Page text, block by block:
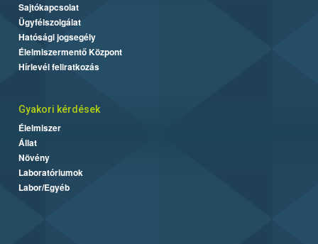
Sajtókapcsolat
Ügyfélszolgálat
Hatósági jogsegély
Élelmiszermentő Központ
Hírlevél feliratkozás
Gyakori kérdések
Élelmiszer
Állat
Növény
Laboratóriumok
Labor/Egyéb